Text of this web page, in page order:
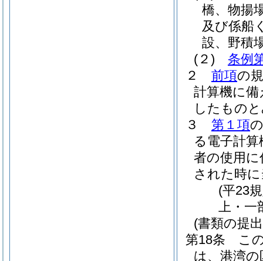
橋、物揚
及び係船
設、野積
(２)
条例
２
前項の
計算機に
したもの
３
第１項
る電子計
者の使用
された時
(平23
上・一
(書類の提
第18条
こ
は、港湾